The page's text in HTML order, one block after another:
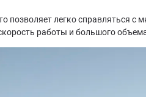
позволяет легко справляться с
работы и большого